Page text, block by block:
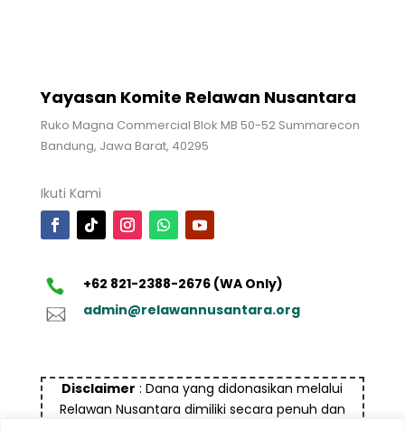
Yayasan Komite Relawan Nusantara
Ruko Magna Commercial Blok MB 50-52 Summarecon
Bandung, Jawa Barat, 40295
Ikuti Kami
+62 821-2388-2676 (WA Only)
admin@relawannusantara.org
Disclaimer : Dana yang didonasikan melalui
Relawan Nusantara dimiliki secara penuh dan